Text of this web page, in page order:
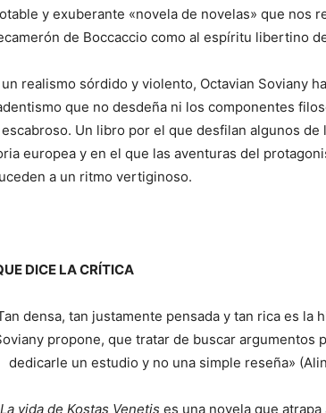
y exuberante «novela de novelas» que nos
de Boccaccio como al espíritu libertino
realismo sórdido y violento, Octavian Soviany
que no desdeña ni los componentes
escabroso. Un libro por el que desfilan algunos
europea y en el que las aventuras del
a un ritmo vertiginoso.
DICE LA CRÍTICA
densa, tan justamente pensada y tan rica es la
propone, que tratar de buscar argumentos
dedicarle un estudio y no una simple reseña»
La vida de Kostas Venetis es una novela que